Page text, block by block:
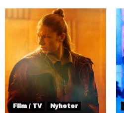
Film / TV Nyheter